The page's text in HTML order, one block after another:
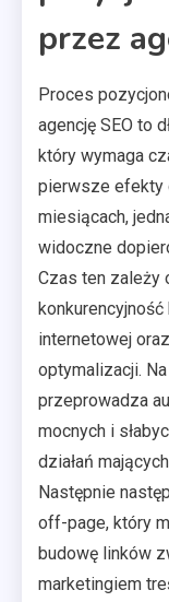
przez
Proces
agencję SEO to
który wymaga
pierwsze efekty
miesiącach,
widoczne
Czas ten zależy
internetowej
optymalizacji.
przeprowadza
mocnych i
działań
Następnie
off-page, który
budowę linków
marketingiem